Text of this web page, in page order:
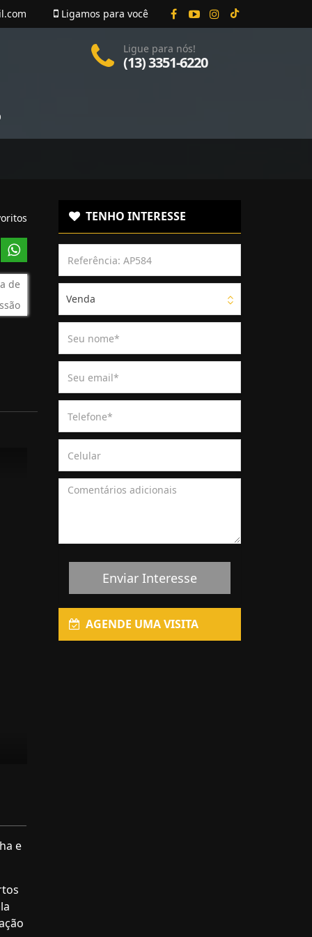
Ligamos para você
Ligue para nós!
(13) 3351-6220
de
e
TENHO INTERESSE
Venda
Enviar Interesse
AGENDE UMA VISITA